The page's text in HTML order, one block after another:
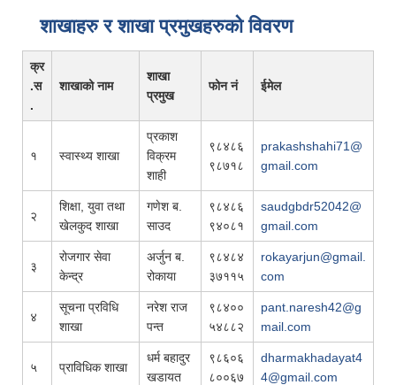
शाखाहरु र शाखा प्रमुखहरुको विवरण
क्र
.स
.
शाखाको नाम
शाखा
प्रमुख
फोन नं ईमेल
१ स्वास्थ्य शाखा
प्रकाश
विक्रम
शाही
९८४८६
९८७१८
prakashshahi71@
gmail.com
२
शिक्षा, युवा तथा
खेलकुद शाखा
गणेश ब.
साउद
९८४८६
९४०८१
saudgbdr52042@
gmail.com
३
रोजगार सेवा
केन्द्र
अर्जुन ब.
रोकाया
९८४८४
३७११५
rokayarjun@gmail.
com
४
सूचना प्रविधि
शाखा
नरेश राज
पन्त
९८४००
५४८८२
pant.naresh42@g
mail.com
५ प्राविधिक शाखा
धर्म बहादुर
खडायत
९८६०६
८००६७
dharmakhadayat4
4@gmail.com